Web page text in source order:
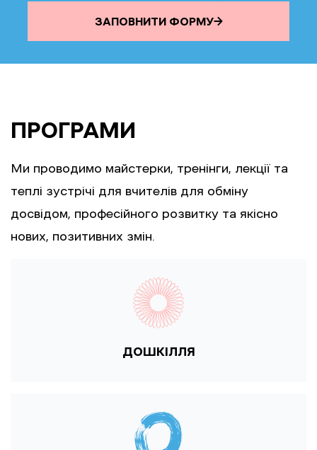
ЗАПОВНИТИ ФОРМУ
ПРОГРАМИ
Ми проводимо майстерки, тренінги, лекції та
теплі зустрічі для вчителів для обміну
досвідом, професійного розвитку та якісно
нових, позитивних змін.
ДОШКІЛЛЯ